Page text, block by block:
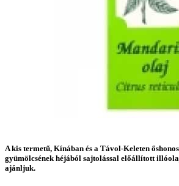
A kis termetű, Kínában és a Távol-Keleten
gyümölcsének héjából sajtolással előállított
ajánljuk.